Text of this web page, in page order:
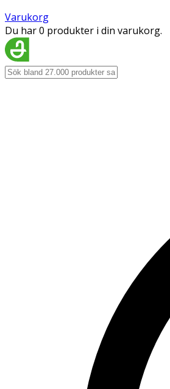
Varukorg
Du har 0 produkter i din varukorg.